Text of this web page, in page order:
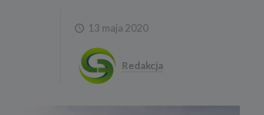
13 maja 2020
Redakcja